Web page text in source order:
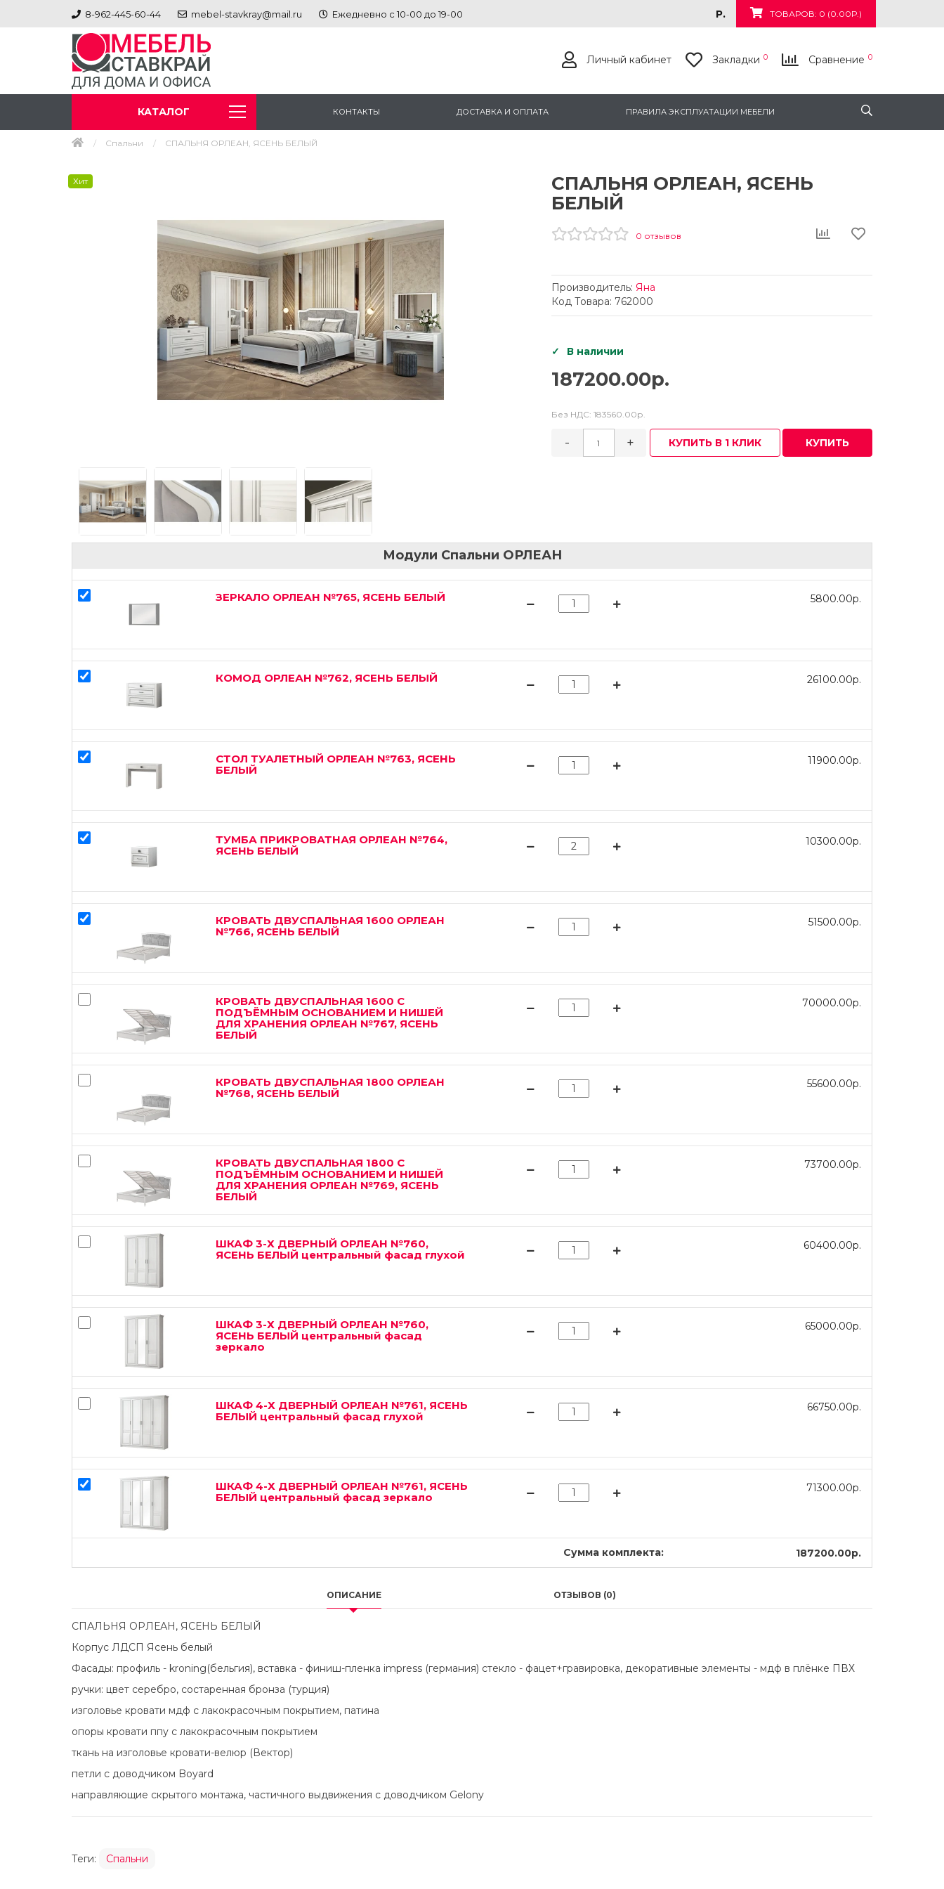
8-962-445-60-44 mebel-stavkray@mail.ru Ежедневно с 10-00 до 19-00 ТОВАРОВ: 0 (0.00Р.)
Р.
Личный кабинет Закладки 0 Сравнение 0
КАТАЛОГ КОНТАКТЫ ДОСТАВКА И ОПЛАТА ПРАВИЛА ЭКСПЛУАТАЦИИ МЕБЕЛИ
Спальни СПАЛЬНЯ ОРЛЕАН, ЯСЕНЬ БЕЛЫЙ
Хит
СПАЛЬНЯ ОРЛЕАН, ЯСЕНЬ
БЕЛЫЙ
0 отзывов
Производитель: Яна
Код Товара: 762000
В наличии
187200.00р.
Без НДС: 183560.00р.
- + КУПИТЬ В 1 КЛИК КУПИТЬ
Модули Спальни ОРЛЕАН
ЗЕРКАЛО ОРЛЕАН №765, ЯСЕНЬ БЕЛЫЙ 5800.00р.
КОМОД ОРЛЕАН №762, ЯСЕНЬ БЕЛЫЙ 26100.00р.
СТОЛ ТУАЛЕТНЫЙ ОРЛЕАН №763, ЯСЕНЬ
БЕЛЫЙ
11900.00р.
ТУМБА ПРИКРОВАТНАЯ ОРЛЕАН №764,
ЯСЕНЬ БЕЛЫЙ
10300.00р.
КРОВАТЬ ДВУСПАЛЬНАЯ 1600 ОРЛЕАН
№766, ЯСЕНЬ БЕЛЫЙ
51500.00р.
КРОВАТЬ ДВУСПАЛЬНАЯ 1600 С
ПОДЪЁМНЫМ ОСНОВАНИЕМ И НИШЕЙ
ДЛЯ ХРАНЕНИЯ ОРЛЕАН №767, ЯСЕНЬ
БЕЛЫЙ
70000.00р.
КРОВАТЬ ДВУСПАЛЬНАЯ 1800 ОРЛЕАН
№768, ЯСЕНЬ БЕЛЫЙ
55600.00р.
КРОВАТЬ ДВУСПАЛЬНАЯ 1800 С
ПОДЪЁМНЫМ ОСНОВАНИЕМ И НИШЕЙ
ДЛЯ ХРАНЕНИЯ ОРЛЕАН №769, ЯСЕНЬ
БЕЛЫЙ
73700.00р.
ШКАФ 3-Х ДВЕРНЫЙ ОРЛЕАН №760,
ЯСЕНЬ БЕЛЫЙ центральный фасад глухой
60400.00р.
ШКАФ 3-Х ДВЕРНЫЙ ОРЛЕАН №760,
ЯСЕНЬ БЕЛЫЙ центральный фасад
зеркало
65000.00р.
ШКАФ 4-Х ДВЕРНЫЙ ОРЛЕАН №761, ЯСЕНЬ
БЕЛЫЙ центральный фасад глухой
66750.00р.
ШКАФ 4-Х ДВЕРНЫЙ ОРЛЕАН №761, ЯСЕНЬ
БЕЛЫЙ центральный фасад зеркало
71300.00р.
Сумма комплекта: 187200.00р.
ОПИСАНИЕ ОТЗЫВОВ (0)
СПАЛЬНЯ ОРЛЕАН, ЯСЕНЬ БЕЛЫЙ
Корпус ЛДСП Ясень белый
Фасады: профиль - kroning(бельгия), вставка - финиш-пленка impress (германия) стекло - фацет+гравировка, декоративные элементы - мдф в плёнке ПВХ
ручки: цвет серебро, состаренная бронза (турция)
изголовье кровати мдф с лакокрасочным покрытием, патина
опоры кровати ппу с лакокрасочным покрытием
ткань на изголовье кровати-велюр (Вектор)
петли с доводчиком Boyard
направляющие скрытого монтажа, частичного выдвижения с доводчиком Gelony
Теги: Спальни